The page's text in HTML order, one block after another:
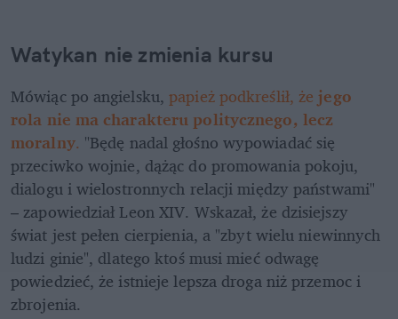
Watykan nie zmienia kursu
Mówiąc po angielsku, papież podkreślił, że jego
rola nie ma charakteru politycznego, lecz
moralny. "Będę nadal głośno wypowiadać się
przeciwko wojnie, dążąc do promowania pokoju,
dialogu i wielostronnych relacji między państwami"
– zapowiedział Leon XIV. Wskazał, że dzisiejszy
świat jest pełen cierpienia, a "zbyt wielu niewinnych
ludzi ginie", dlatego ktoś musi mieć odwagę
powiedzieć, że istnieje lepsza droga niż przemoc i
zbrojenia.